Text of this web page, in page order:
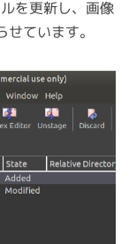
を更新し、画像
ています。